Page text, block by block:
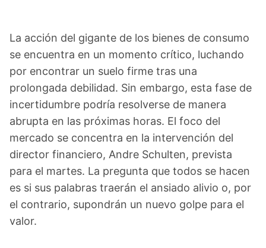
La acción del gigante de los bienes de consumo
se encuentra en un momento crítico, luchando
por encontrar un suelo firme tras una
prolongada debilidad. Sin embargo, esta fase de
incertidumbre podría resolverse de manera
abrupta en las próximas horas. El foco del
mercado se concentra en la intervención del
director financiero, Andre Schulten, prevista
para el martes. La pregunta que todos se hacen
es si sus palabras traerán el ansiado alivio o, por
el contrario, supondrán un nuevo golpe para el
valor.